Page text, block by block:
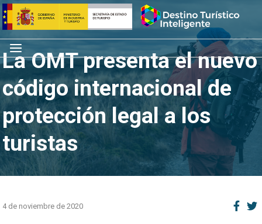
Saltar
al
contenido
Inicio
Menú
La OMT presenta el nuevo
código internacional de
protección legal a los
turistas
4 de noviembre de 2020